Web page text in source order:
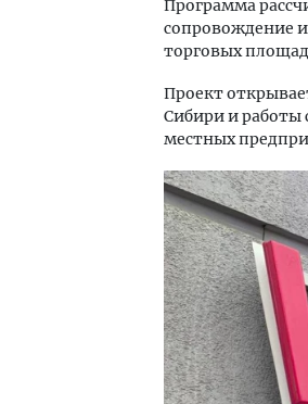
Программа
сопровождение
торговых
Проект
Сибири и работы
местных